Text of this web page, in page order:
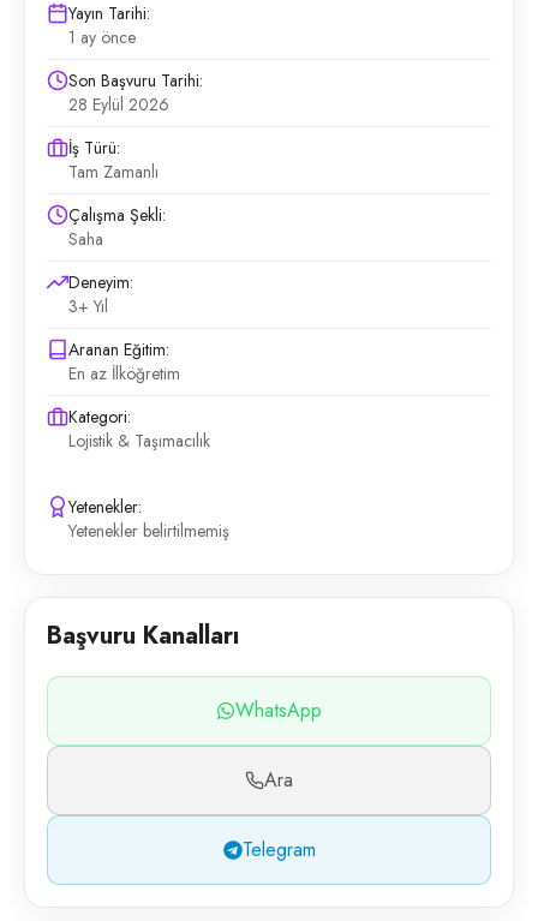
Yayın Tarihi:
1 ay önce
Son Başvuru Tarihi:
28 Eylül 2026
İş Türü:
Tam Zamanlı
Çalışma Şekli:
Saha
Deneyim:
3+ Yıl
Aranan Eğitim:
En az İlköğretim
Kategori:
Lojistik & Taşımacılık
Yetenekler:
Yetenekler belirtilmemiş
Başvuru Kanalları
WhatsApp
Ara
Telegram